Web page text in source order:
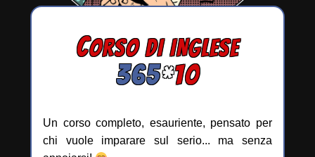
CORSO DI INGLESE
365*10
Un corso completo, esauriente, pensato per
chi vuole imparare sul serio... ma senza